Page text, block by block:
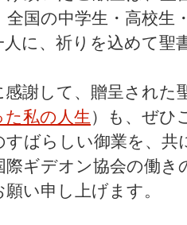
国の中学生・高校生
人に、祈りを込めて聖
感謝して、贈呈された
私の人生 ）も、ぜひ
すばらしい御業を、
際ギデオン協会の働
い申し上げます。